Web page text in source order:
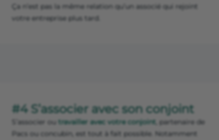
Ça n’est pas la même relation qu’un associé qui rejoint
votre entreprise plus tard.
#4 S’associer avec son conjoint
S’associer ou travailler avec votre conjoint , partenaire de
Pacs ou concubin, est tout à fait possible. Notamment